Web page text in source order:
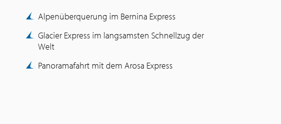
Alpenüberquerung im Bernina Express
Glacier Express im langsamsten Schnellzug der
Welt
Panoramafahrt mit dem Arosa Express